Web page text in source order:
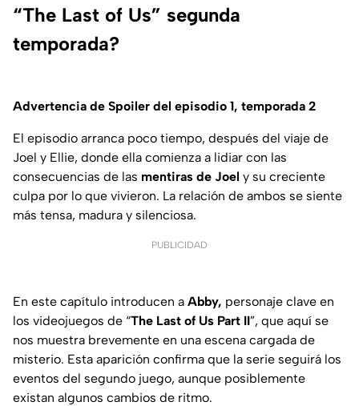
“The Last of Us” segunda
temporada?
Advertencia de Spoiler del episodio 1, temporada 2
El episodio arranca poco tiempo, después del viaje de
Joel y Ellie, donde ella comienza a lidiar con las
consecuencias de las mentiras de Joel y su creciente
culpa por lo que vivieron. La relación de ambos se siente
más tensa, madura y silenciosa.
PUBLICIDAD
En este capítulo introducen a Abby, personaje clave en
los videojuegos de “The Last of Us Part II”, que aquí se
nos muestra brevemente en una escena cargada de
misterio. Esta aparición confirma que la serie seguirá los
eventos del segundo juego, aunque posiblemente
existan algunos cambios de ritmo.